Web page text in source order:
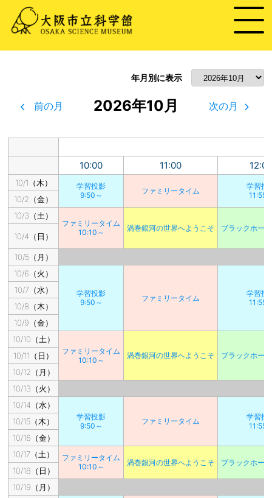
年月別に表示
前の月 2026年10月 次の月
10:00 11:00
10/1（木）
学習投影
9:50～
ファミリータイム
学習投
11:55
10/2（金）
10/3（土）
ファミリータイム
10:10～
渦巻銀河の世界へようこそ ブラックホー
10/4（日）
10/5（月）
10/6（火）
学習投影
9:50～
ファミリータイム
学習投
11:55
10/7（水）
10/8（木）
10/9（金）
10/10（土）
ファミリータイム
10:10～
渦巻銀河の世界へようこそ ブラックホー
10/11（日）
10/12（月）
10/13（火）
10/14（水）
学習投影
9:50～
ファミリータイム
学習投
11:55
10/15（木）
10/16（金）
10/17（土）
ファミリータイム
10:10～
渦巻銀河の世界へようこそ ブラックホー
10/18（日）
10/19（月）